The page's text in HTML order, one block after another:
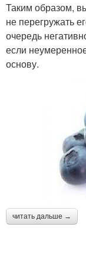
Таким образом,
не перегружать
очередь
если
основу.
читать дальше →